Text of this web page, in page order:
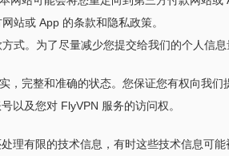
站或 App 的条款和隐私政策。
式。为了尽量减少您提交给我们的个人信
，完整和准确的状态。您保证您有权向我
以及您对 FlyVPN 服务的访问权。
理有限的技术信息，有时这些技术信息可